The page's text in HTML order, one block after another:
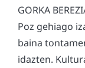
GORKA
Poz gehiago
baina
idazten.